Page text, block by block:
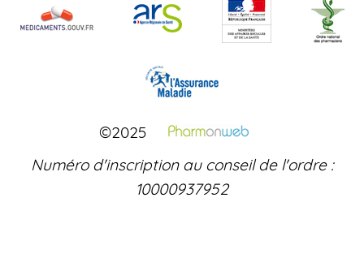
©2025
Numéro d'inscription au conseil de l'ordre :
10000937952